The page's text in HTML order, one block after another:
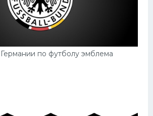
по футболу эмблема